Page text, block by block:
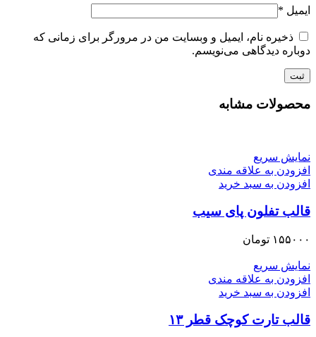
ایمیل *
ذخیره نام، ایمیل و وبسایت من در مرورگر برای زمانی که
دوباره دیدگاهی می‌نویسم.
محصولات مشابه
نمایش سریع
افزودن به علاقه مندی
افزودن به سبد خرید
قالب تفلون پای سیب
۱۵۵۰۰۰ تومان
نمایش سریع
افزودن به علاقه مندی
افزودن به سبد خرید
قالب تارت کوچک قطر ۱۳